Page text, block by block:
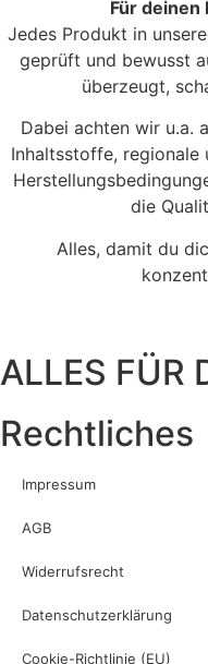
Für deinen
Jedes Produkt in
geprüft und bewusst
überzeugt,
Dabei achten wir u.a.
Inhaltsstoffe, regionale
die
Alles, damit du
ALLES FÜR
Rechtliches
Impressum
AGB
Widerrufsrecht
Datenschutzerklärung
Cookie-Richtlinie (EU)